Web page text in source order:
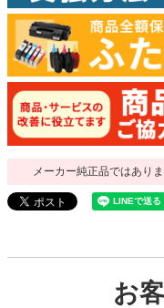
メーカー純正品ではありま
お